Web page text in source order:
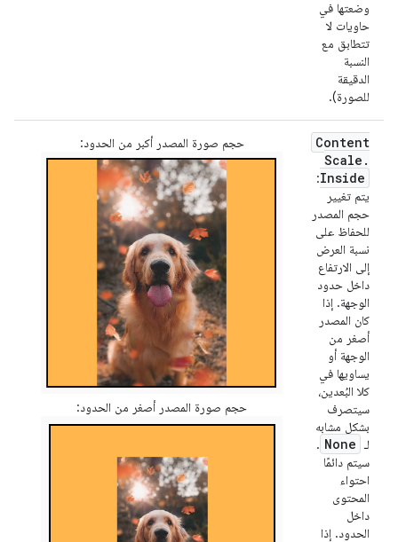
وضعتها في
حاويات لا
تتطابق مع
النسبة
الدقيقة
للصورة).
Content
Scale .
Inside
:
يتم تغيير
حجم المصدر
للحفاظ على
نسبة العرض
إلى الارتفاع
داخل حدود
الوجهة. إذا
كان المصدر
أصغر من
الوجهة أو
يساويها في
كلا البُعدين،
سيتصرف
بشكل مشابه
لـ None
.
سيتم دائمًا
احتواء
المحتوى
داخل
الحدود. إذا
حجم صورة المصدر أكبر من الحدود:
حجم صورة المصدر أصغر من الحدود: